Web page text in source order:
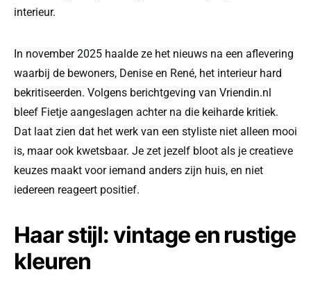
interieur.
In november 2025 haalde ze het nieuws na een aflevering
waarbij de bewoners, Denise en René, het interieur hard
bekritiseerden. Volgens berichtgeving van Vriendin.nl
bleef Fietje aangeslagen achter na die keiharde kritiek.
Dat laat zien dat het werk van een styliste niet alleen mooi
is, maar ook kwetsbaar. Je zet jezelf bloot als je creatieve
keuzes maakt voor iemand anders zijn huis, en niet
iedereen reageert positief.
Haar stijl: vintage en rustige
kleuren